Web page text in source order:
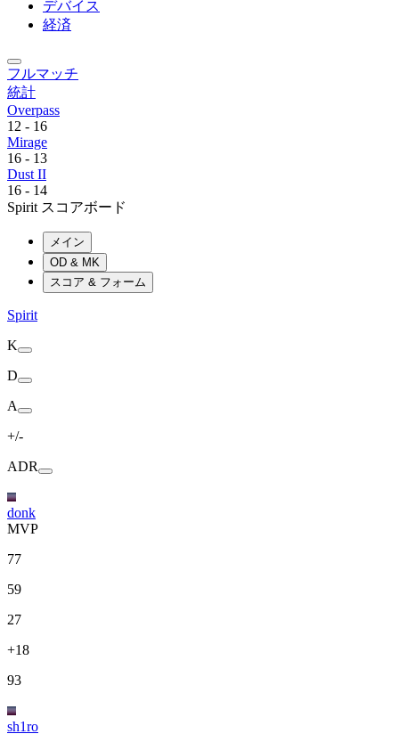
デバイス
経済
フルマッチ
統計
Overpass
12 - 16
Mirage
16 - 13
Dust II
16 - 14
Spirit スコアボード
メイン
OD & MK
スコア & フォーム
Spirit
K
D
A
+/-
ADR
donk
MVP
77
59
27
+18
93
sh1ro